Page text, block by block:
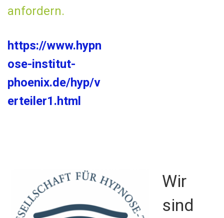
anfordern.
https://www.hypn
ose-institut-
phoenix.de/hyp/v
erteiler1.html
Wir
sind